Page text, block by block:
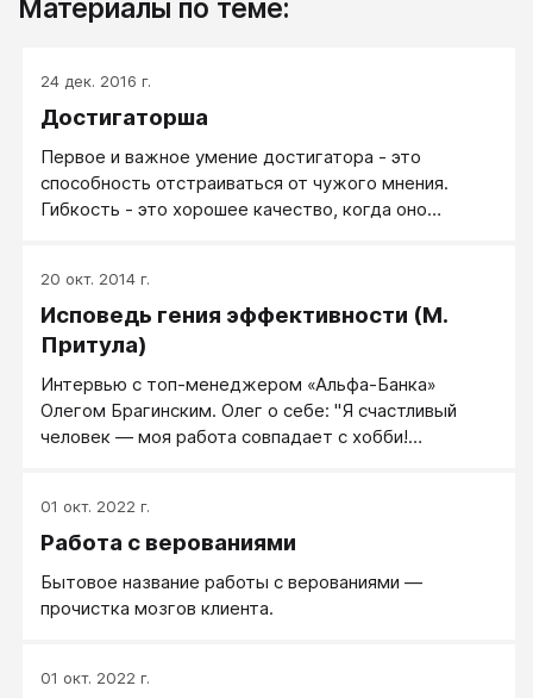
Материалы по теме:
24 дек. 2016 г.
Достигаторша
Первое и важное умение достигатора - это
способность отстраиваться от чужого мнения.
Гибкость - это хорошее качество, когда оно
обязательно должен быть - должны быть ваши
собственные ценности, ваше собственное
понимание жизни и следование вашим собственным
способность дает человеку возможность
осуществлять именно свои жизненные акции, быть
причиной своей жизни, а не следствием, дает
поведения.
20 окт. 2014 г.
Исповедь гения эффективности (М.
Притула)
Интервью с топ-менеджером «Альфа-Банка»
Олегом Брагинским. ​Олег о себе: "Я счастливый
человек — моя работа совпадает с хобби!
областях и странах, инновации и искусственный
интеллект, Big Data и моделирование, программы
Автор учебников, патентов и изобретений, спикер
передовых конференций, владеет несколькими
01 окт. 2022 г.
Работа с верованиями
Бытовое название работы с верованиями —
прочистка мозгов клиента.
01 окт. 2022 г.